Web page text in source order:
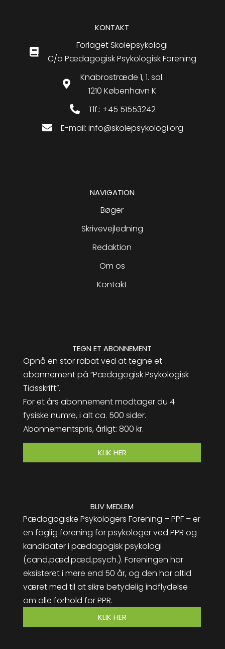
KONTAKT
Forlaget Skolepsykologi
C/o Pædagogisk Psykologisk Forening
Knabrostræde 1, 1. sal.
1210 København K
Tlf.: +45 51553242
E-mail: info@skolepsykologi.org
NAVIGATION
Bøger
Skrivevejledning
Redaktion
Om os
Kontakt
TEGN ET ABONNEMENT
Opnå en stor rabat ved at tegne et
abonnement på ”Pædagogisk Psykologisk
Tidsskrift”.
For et års abonnement modtager du 4
fysiske numre, i alt ca. 500 sider.
Abonnementspris, årligt: 800 kr.
KLIK HER
BLIV MEDLEM
Pædagogiske Psykologers Forening – PPF – er
en faglig forening for psykologer ved PPR og
kandidater i pædagogisk psykologi
(cand.pæd.pæd.psych.). Foreningen har
eksisteret i mere end 50 år, og den har altid
været med til at sikre betydelig indflydelse
om alle forhold for PPR.
KLIK HER